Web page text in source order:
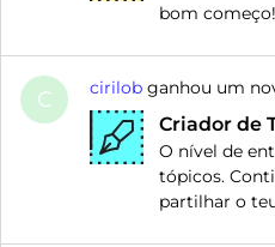
bom começo!
C cirilob ganhou um
Criador de
O nível de
tópicos.
partilhar o